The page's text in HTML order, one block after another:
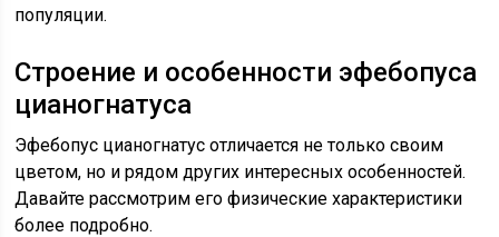
популяции.
Строение и особенности эфебопуса
цианогнатуса
Эфебопус цианогнатус отличается не только своим
цветом, но и рядом других интересных особенностей.
Давайте рассмотрим его физические характеристики
более подробно.